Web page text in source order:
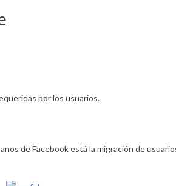
por los usuarios.
de Facebook está la migración de